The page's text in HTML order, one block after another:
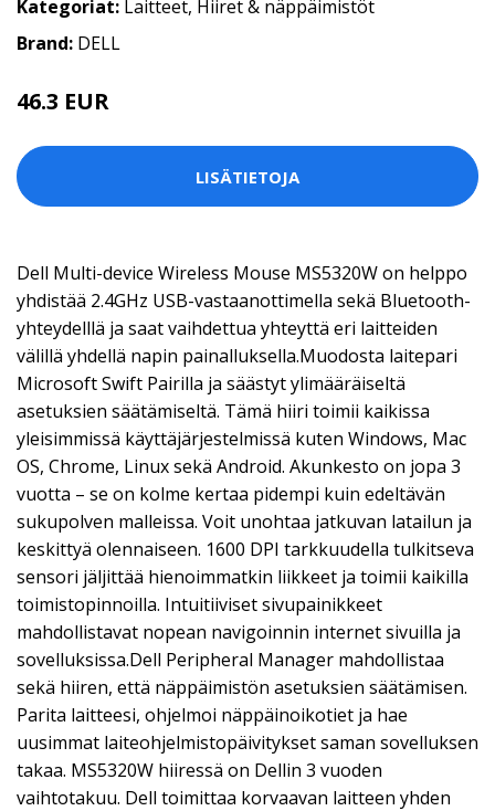
Kategoriat: Laitteet, Hiiret & näppäimistöt
Brand: DELL
46.3 EUR
LISÄTIETOJA
Dell Multi-device Wireless Mouse MS5320W on helppo
yhdistää 2.4GHz USB-vastaanottimella sekä Bluetooth-
yhteydelllä ja saat vaihdettua yhteyttä eri laitteiden
välillä yhdellä napin painalluksella.Muodosta laitepari
Microsoft Swift Pairilla ja säästyt ylimääräiseltä
asetuksien säätämiseltä. Tämä hiiri toimii kaikissa
yleisimmissä käyttäjärjestelmissä kuten Windows, Mac
OS, Chrome, Linux sekä Android. Akunkesto on jopa 3
vuotta – se on kolme kertaa pidempi kuin edeltävän
sukupolven malleissa. Voit unohtaa jatkuvan latailun ja
keskittyä olennaiseen. 1600 DPI tarkkuudella tulkitseva
sensori jäljittää hienoimmatkin liikkeet ja toimii kaikilla
toimistopinnoilla. Intuitiiviset sivupainikkeet
mahdollistavat nopean navigoinnin internet sivuilla ja
sovelluksissa.Dell Peripheral Manager mahdollistaa
sekä hiiren, että näppäimistön asetuksien säätämisen.
Parita laitteesi, ohjelmoi näppäinoikotiet ja hae
uusimmat laiteohjelmistopäivitykset saman sovelluksen
takaa. MS5320W hiiressä on Dellin 3 vuoden
vaihtotakuu. Dell toimittaa korvaavan laitteen yhden